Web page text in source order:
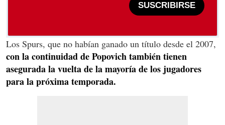
SUSCRIBIRSE
Los Spurs, que no habían ganado un título desde el 2007,
con la continuidad de Popovich también tienen
asegurada la vuelta de la mayoría de los jugadores
para la próxima temporada.